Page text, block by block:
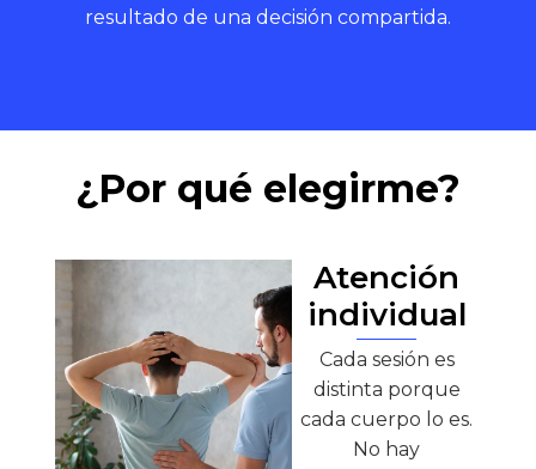
resultado de una decisión compartida.
¿Por qué elegirme?
Atención
individual
Cada sesión es
distinta porque
cada cuerpo lo es.
No hay